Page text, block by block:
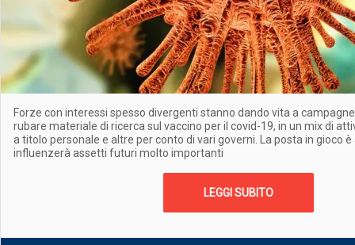
Forze con interessi spesso divergenti stanno dando vita a
rubare materiale di ricerca sul vaccino per il covid-19, in un mix di
a titolo personale e altre per conto di vari governi. La posta in gioco
influenzerà assetti futuri molto importanti
LEGGI SUBITO